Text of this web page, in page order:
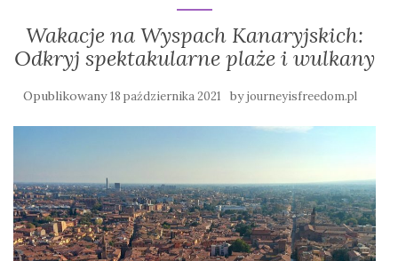
Wakacje na Wyspach Kanaryjskich:
Odkryj spektakularne plaże i wulkany
Opublikowany18 października 2021 byjourneyisfreedom.pl